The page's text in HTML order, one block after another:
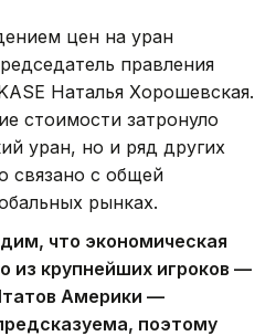
цен на уран
правления
Наталья Хорошевская.
стоимости затронуло
уран, но и ряд других
связано с общей
рынках.
что экономическая
из крупнейших игроков —
Америки —
поэтому